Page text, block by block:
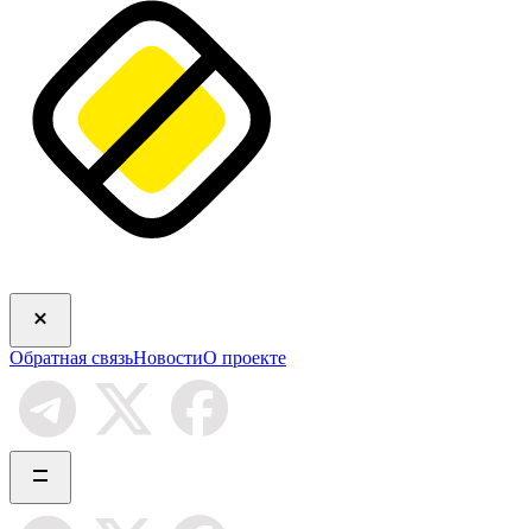
Обратная связьНовостиО проекте